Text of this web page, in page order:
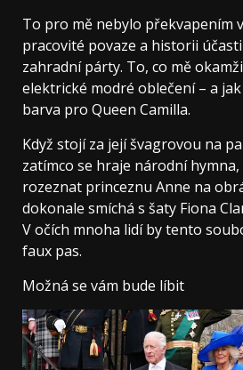
To pro mě nebylo překvapením
pracovité povaze a historii
zahradní párty. To, co mě
elektrické modré oblečení – a
barva pro Queen Camilla.
Když stojí za její švagrovou na
zatímco se hraje národní
rozeznat princeznu Anne na
dokonale smíchá s šaty Fiona
V očích mnoha lidí by tento
faux pas.
Možná se vám bude líbit